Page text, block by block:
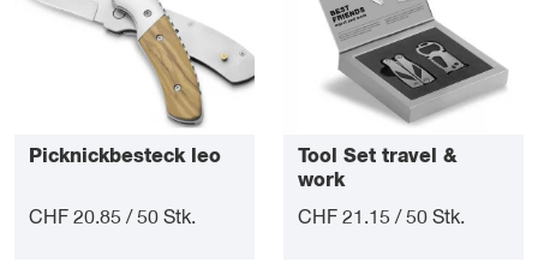
Picknickbesteck leo
CHF 20.85 / 50 Stk.
Tool Set travel &
work
CHF 21.15 / 50 Stk.